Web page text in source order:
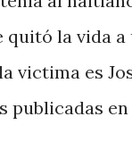
quitó la vida
victima es
publicadas